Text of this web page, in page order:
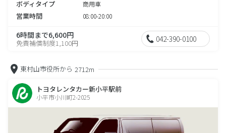
ボディタイプ 商用車
営業時間 08:00-20:00
6時間まで6,600円
免責補償制度1,100円 042-390-0100
東村山市役所から 2712m
トヨタレンタカー新小平駅前
小平市小川町2-2025